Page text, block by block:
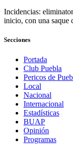
Incidencias:
inicio, con una saque
Secciones
Portada
Club Puebla
Pericos de
Local
Nacional
Internacional
Estadísticas
BUAP
Opinión
Programas